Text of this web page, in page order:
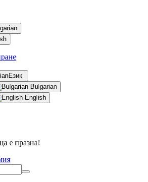
Език
Bulgarian
English
е празна!